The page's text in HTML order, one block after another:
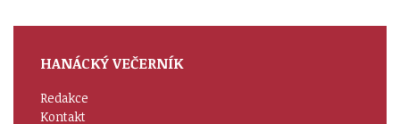
HANÁCKÝ VEČERNÍK
Redakce
Kontakt